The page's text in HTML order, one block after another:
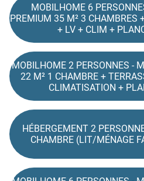
MOBILHOME 6
PREMIUM 35 M² 3 CHAMBRES
+ LV + CLIM +
MOBILHOME 2 PERSONNES -
22 M² 1 CHAMBRE +
CLIMATISATION +
HÉBERGEMENT 2
CHAMBRE (LIT/MÉNAGE